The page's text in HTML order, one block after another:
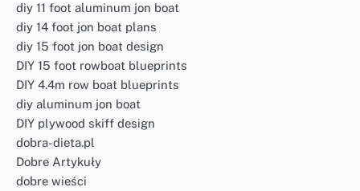
diy 11 foot aluminum jon boat
diy 14 foot jon boat plans
diy 15 foot jon boat design
DIY 15 foot rowboat blueprints
DIY 4.4m row boat blueprints
diy aluminum jon boat
DIY plywood skiff design
dobra-dieta.pl
Dobre Artykuły
dobre wieści